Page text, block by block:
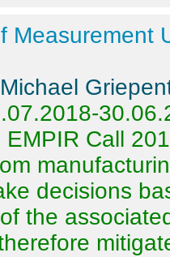
Measurement
EMPIR Call
decisions
the